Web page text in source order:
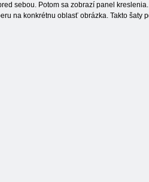
sebou. Potom sa zobrazí panel
na konkrétnu oblasť obrázka. Takto šaty